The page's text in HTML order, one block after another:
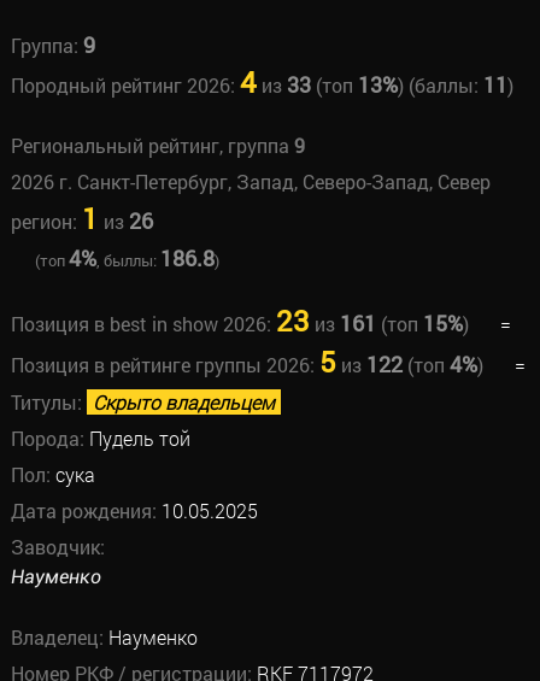
Группа: 9
Породный рейтинг 2026: 4из 33(топ 13%) (баллы: 11)
Региональный рейтинг, группа 9
2026 г. Санкт-Петербург, Запад, Северо-Запад, Север
регион: 1 из 26
(топ4%, быллы: 186.8)
Позиция в best in show 2026: 23 из 161 (топ 15%)
=
Позиция в рейтинге группы 2026: 5из 122(топ 4%)
=
Титулы: Скрыто владельцем
Порода: Пудель той
Пол: сука
Дата рождения: 10.05.2025
Заводчик:
Науменко
Владелец: Науменко
Номер РКФ / регистрации: RKF 7117972